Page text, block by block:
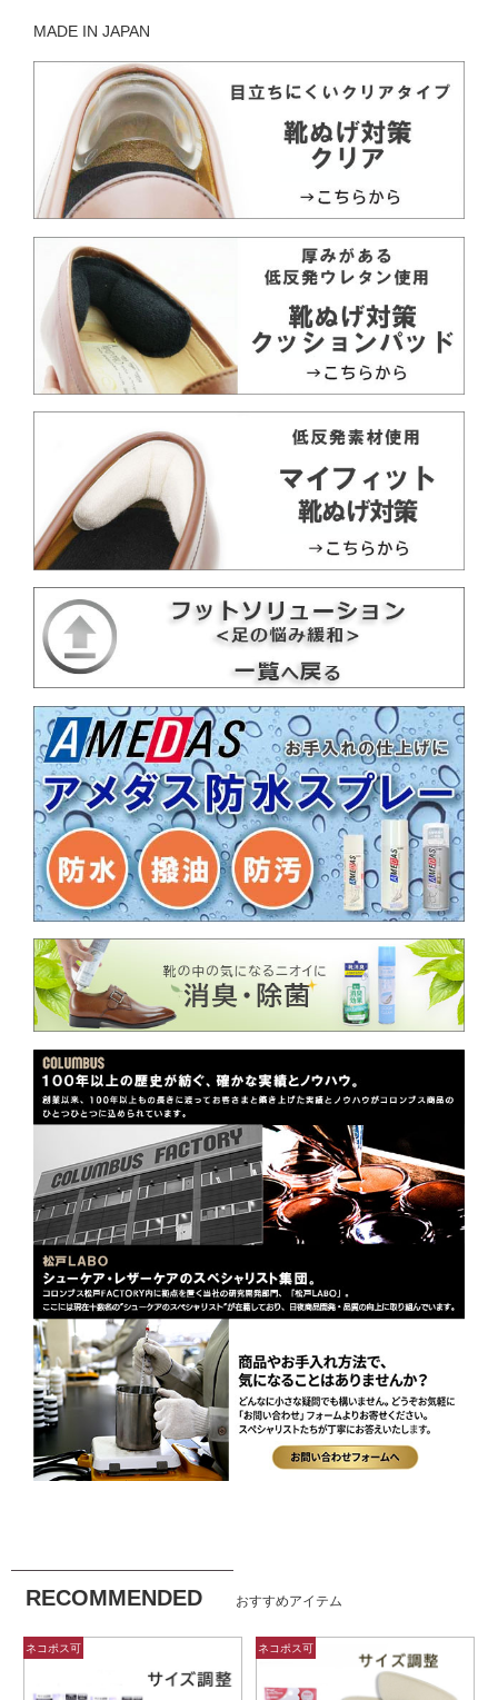
MADE IN JAPAN
RECOMMENDED おすすめアイテム